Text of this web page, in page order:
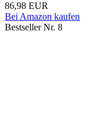
86,98 EUR
Bei Amazon kaufen
Bestseller Nr. 8